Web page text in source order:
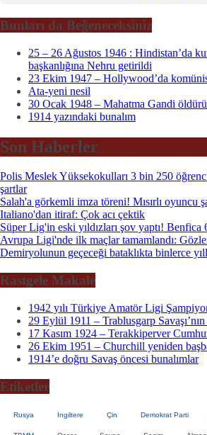
Bunları da Beğeneceksiniz
25 – 26 Ağustos 1946 : Hindistan’da
başkanlığına Nehru getirildi
23 Ekim 1947 – Hollywood’da
Ata-yeni nesil
30 Ocak 1948 – Mahatma Gandi
1914 yazındaki bunalım
Son Haberler
Polis Meslek Yüksekokulları 3 bin 250
şartlar
Salah'a görkemli imza töreni! Mısırlı oyuncu
Italiano'dan itiraf: Çok acı çektik
Süper Lig'in eski yıldızları şov yaptı! Benfica
Avrupa Ligi'nde ilk maçlar tamamlandı:
Demiryolunun geçeceği bataklıkta binlerce
Rastgele Makale
1942 yılı Türkiye Amatör Ligi
29 Eylül 1911 – Trablusgarp Savaşı’nın
17 Kasım 1924 – Terakkiperver
26 Ekim 1951 – Churchill yeniden
1914’e doğru Savaş öncesi bunalımlar
Etiketler
Rusya İngiltere Çin Demokrat Parti